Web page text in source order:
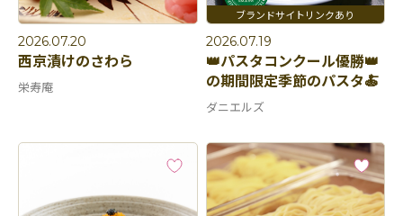
2026.07.20
西京漬けのさわら
栄寿庵
2026.07.19
👑パスタコンクール優勝👑
の期間限定季節のパスタ🍝
ダニエルズ